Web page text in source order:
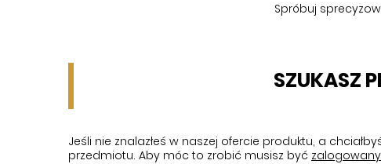
Spróbuj
SZUKASZ
Jeśli nie znalazłeś w naszej ofercie produktu, a
przedmiotu. Aby móc to zrobić musisz być zalogowany